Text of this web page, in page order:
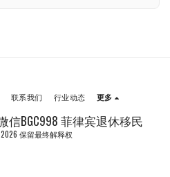
BGC998 菲律宾退休移民
保留最终解释权
联系我们 行业动态 更多